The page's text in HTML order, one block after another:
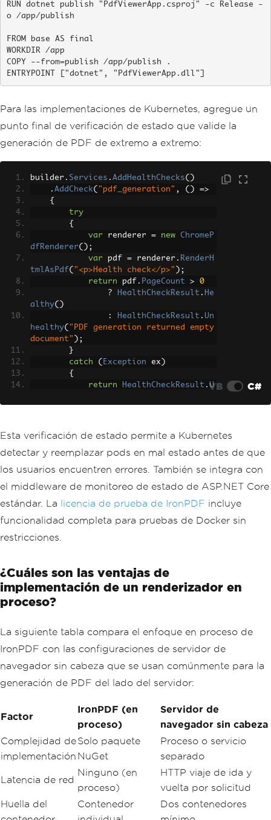
RUN dotnet publish "PdfViewerApp.csproj" -c Release -
o /app/publish
FROM base AS final
WORKDIR /app
COPY --from=publish /app/publish .
ENTRYPOINT ["dotnet", "PdfViewerApp.dll"]
Para las implementaciones de Kubernetes, agregue un
punto final de verificación de estado que valide la
generación de PDF de extremo a extremo:
builder . Services . AddHealthChecks()
. AddCheck( "pdf_generation" , ()
=>
{
try
{
var renderer = new
ChromeP
dfRenderer();
var pdf = renderer . RenderH
tmlAsPdf( "<p>Health check</p>" );
return pdf . PageCount >
0
?
HealthCheckResult . He
althy()
:
HealthCheckResult . Un
healthy( "PDF generation returned empty
document" );
}
catch
( Exception ex )
{
return
HealthCheckResult .U
VB C#
Esta verificación de estado permite a Kubernetes
detectar y reemplazar pods en mal estado antes de que
los usuarios encuentren errores. También se integra con
el middleware de monitoreo de estado de ASP.NET Core
estándar. La licencia de prueba de IronPDF incluye
funcionalidad completa para pruebas de Docker sin
restricciones.
¿Cuáles son las ventajas de
implementación de un renderizador en
proceso?
La siguiente tabla compara el enfoque en proceso de
IronPDF con las configuraciones de servidor de
navegador sin cabeza que se usan comúnmente para la
generación de PDF del lado del servidor:
Factor
IronPDF (en
proceso)
Servidor de
navegador sin cabeza
Complejidad de
implementación
Solo paquete
NuGet
Proceso o servicio
separado
Latencia de red
Ninguno (en
proceso)
HTTP viaje de ida y
vuelta por solicitud
Huella del
Contenedor
Dos contenedores